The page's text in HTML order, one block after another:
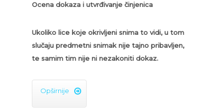
Ocena dokaza i utvrđivanje činjenica
Ukoliko lice koje okrivljeni snima to vidi, u tom
slučaju predmetni snimak nije tajno pribavljen,
te samim tim nije ni nezakoniti dokaz.
Opširnije 